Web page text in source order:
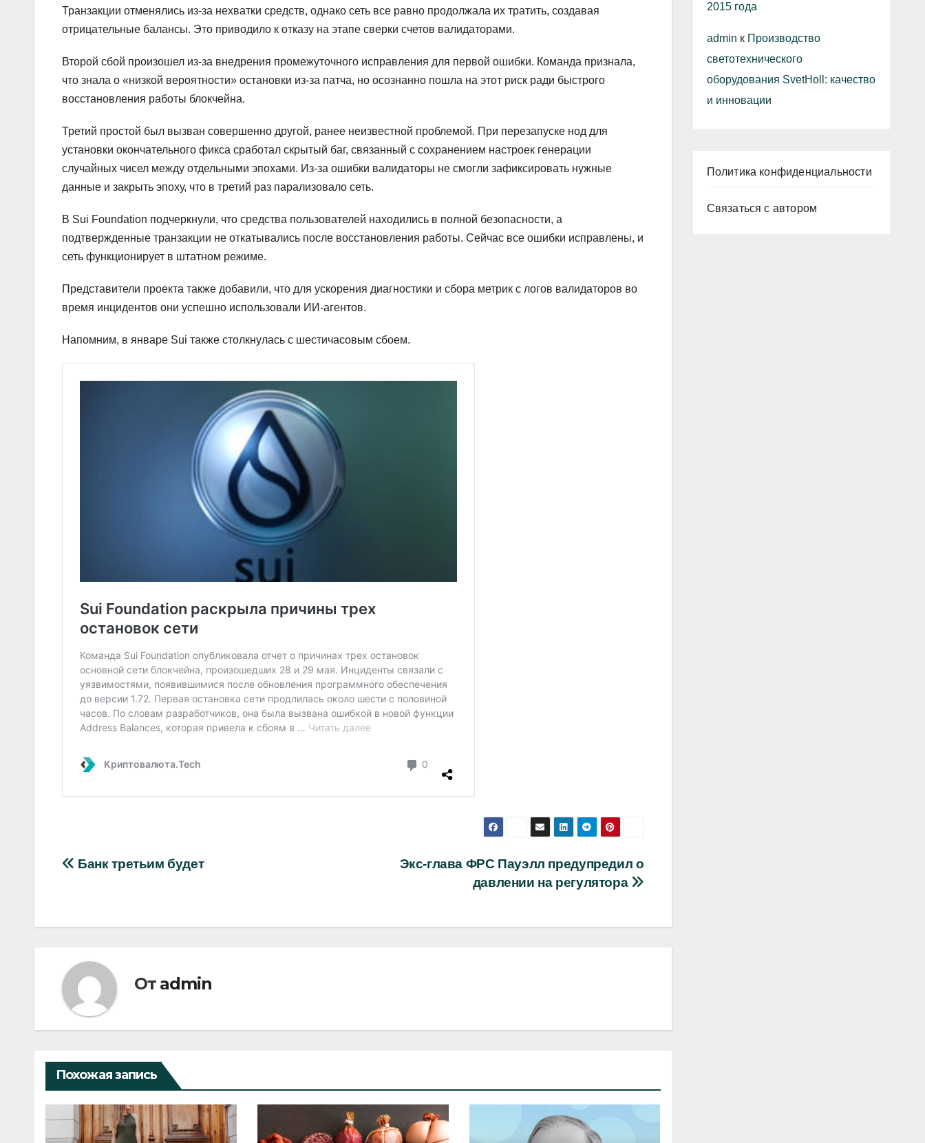
Транзакции отменялись из-за нехватки средств, однако сеть все равно продолжала их тратить, создавая
отрицательные балансы. Это приводило к отказу на этапе сверки счетов валидаторами.
Второй сбой произошел из-за внедрения промежуточного исправления для первой ошибки. Команда признала,
что знала о «низкой вероятности» остановки из-за патча, но осознанно пошла на этот риск ради быстрого
восстановления работы блокчейна.
Третий простой был вызван совершенно другой, ранее неизвестной проблемой. При перезапуске нод для
установки окончательного фикса сработал скрытый баг, связанный с сохранением настроек генерации
случайных чисел между отдельными эпохами. Из-за ошибки валидаторы не смогли зафиксировать нужные
данные и закрыть эпоху, что в третий раз парализовало сеть.
В Sui Foundation подчеркнули, что средства пользователей находились в полной безопасности, а
подтвержденные транзакции не откатывались после восстановления работы. Сейчас все ошибки исправлены, и
сеть функционирует в штатном режиме.
Представители проекта также добавили, что для ускорения диагностики и сбора метрик с логов валидаторов во
время инцидентов они успешно использовали ИИ-агентов.
Напомним, в январе Sui также столкнулась с шестичасовым сбоем.
Навигация
записям
Экс-глава ФРС Пауэлл предупредил о
давлении на регулятора
Банк третьим будет
От admin
Похожая запись
2015 года
admin к Производство
светотехнического
оборудования SvetHoll: качество
и инновации
Политика конфиденциальности
Связаться с автором